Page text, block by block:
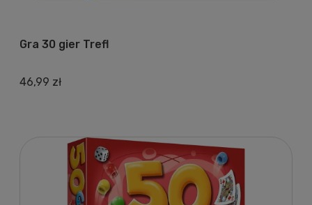
Gra 30 gier Trefl
46,99 zł